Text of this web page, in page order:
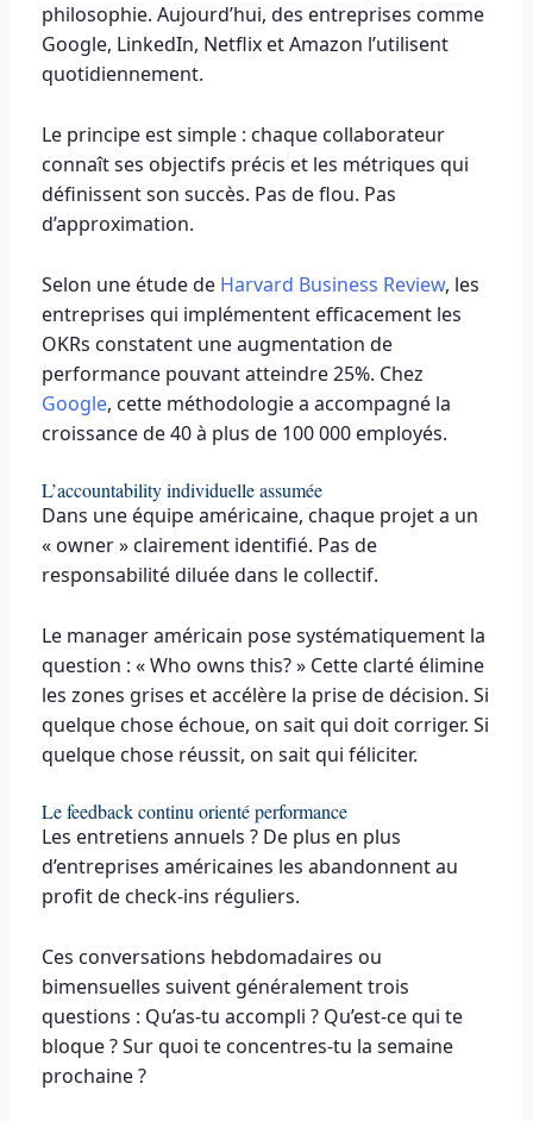
philosophie. Aujourd’hui, des entreprises comme
Google, LinkedIn, Netflix et Amazon l’utilisent
quotidiennement.
Le principe est simple : chaque collaborateur
connaît ses objectifs précis et les métriques qui
définissent son succès. Pas de flou. Pas
d’approximation.
Selon une étude de Harvard Business Review, les
entreprises qui implémentent efficacement les
OKRs constatent une augmentation de
performance pouvant atteindre 25%. Chez
Google, cette méthodologie a accompagné la
croissance de 40 à plus de 100 000 employés.
L’accountability individuelle assumée
Dans une équipe américaine, chaque projet a un
« owner » clairement identifié. Pas de
responsabilité diluée dans le collectif.
Le manager américain pose systématiquement la
question : « Who owns this? » Cette clarté élimine
les zones grises et accélère la prise de décision. Si
quelque chose échoue, on sait qui doit corriger. Si
quelque chose réussit, on sait qui féliciter.
Le feedback continu orienté performance
Les entretiens annuels ? De plus en plus
d’entreprises américaines les abandonnent au
profit de check-ins réguliers.
Ces conversations hebdomadaires ou
bimensuelles suivent généralement trois
questions : Qu’as-tu accompli ? Qu’est-ce qui te
bloque ? Sur quoi te concentres-tu la semaine
prochaine ?